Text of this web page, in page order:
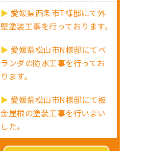
愛媛県西条市T様邸にて外
壁塗装工事を行っております。
愛媛県松山市N様邸にてベ
ランダの防水工事を行ってお
ります。
愛媛県松山市N様邸にて板
金屋根の塗装工事を行いまい
した。